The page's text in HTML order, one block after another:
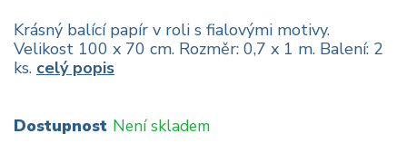
Krásný balící papír v roli s fialovými motivy.
Velikost 100 x 70 cm. Rozměr: 0,7 x 1 m. Balení: 2
ks. celý popis
Dostupnost Není skladem